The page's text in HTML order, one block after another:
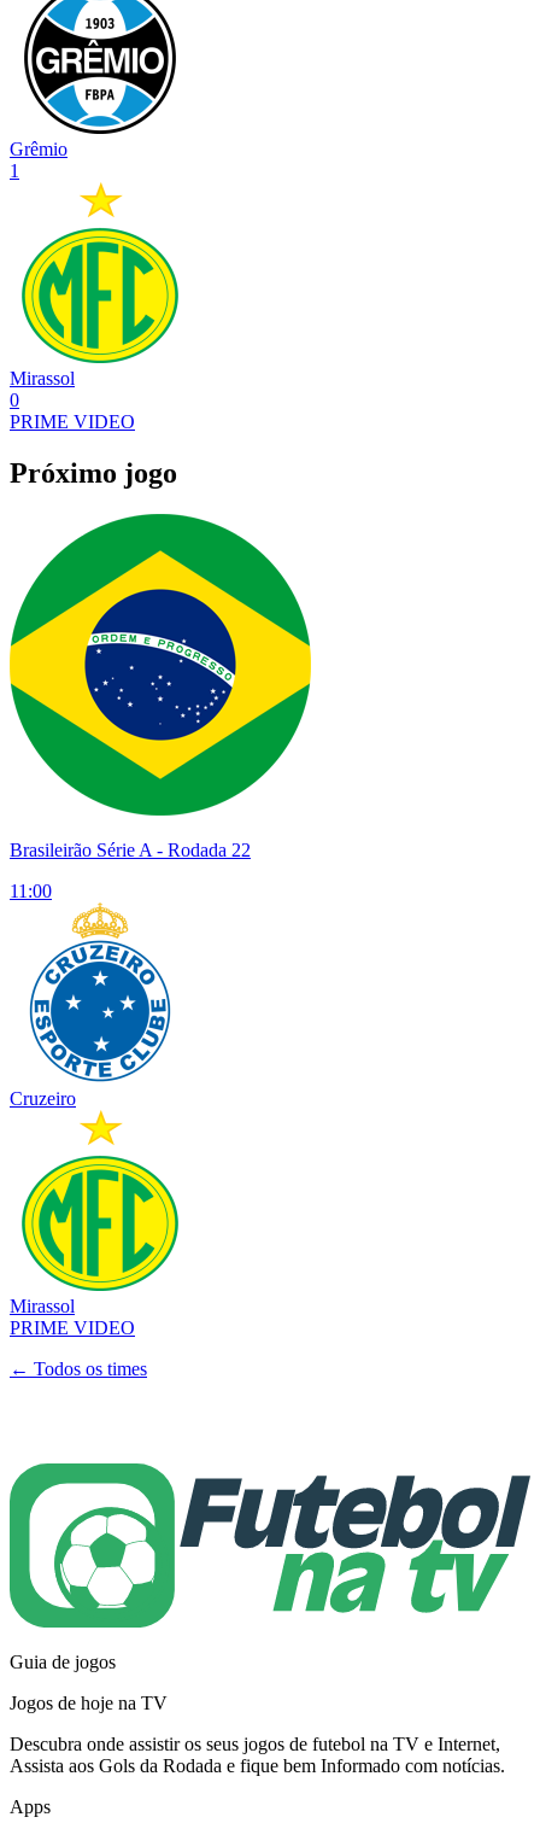
Grêmio
1
Mirassol
0
PRIME VIDEO
Próximo jogo
Brasileirão Série A - Rodada 22
11:00
Cruzeiro
Mirassol
PRIME VIDEO
← Todos os times
Guia de jogos
Jogos de hoje na TV
Descubra onde assistir os seus jogos de futebol na TV e Internet,
Assista aos Gols da Rodada e fique bem Informado com notícias.
Apps